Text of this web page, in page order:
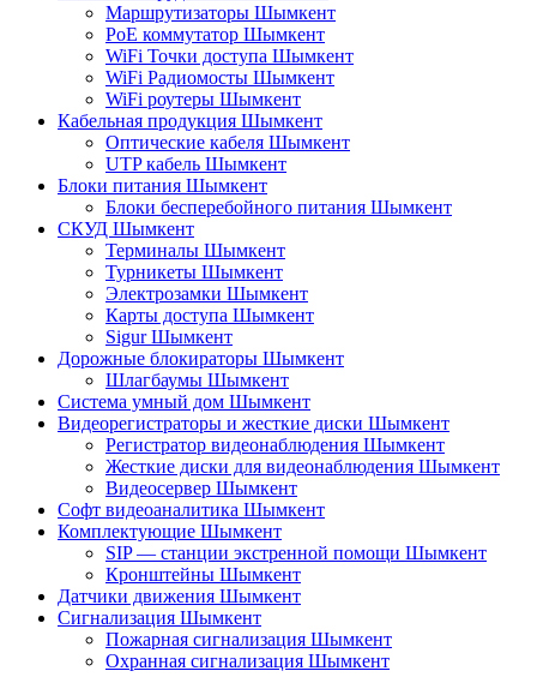
Маршрутизаторы Шымкент
PoE коммутатор Шымкент
WiFi Точки доступа Шымкент
WiFi Радиомосты Шымкент
WiFi роутеры Шымкент
Кабельная продукция Шымкент
Оптические кабеля Шымкент
UTP кабель Шымкент
Блоки питания Шымкент
Блоки бесперебойного питания Шымкент
СКУД Шымкент
Терминалы Шымкент
Турникеты Шымкент
Электрозамки Шымкент
Карты доступа Шымкент
Sigur Шымкент
Дорожные блокираторы Шымкент
Шлагбаумы Шымкент
Система умный дом Шымкент
Видеорегистраторы и жесткие диски Шымкент
Регистратор видеонаблюдения Шымкент
Жесткие диски для видеонаблюдения Шымкент
Видеосервер Шымкент
Софт видеоаналитика Шымкент
Комплектующие Шымкент
SIP — станции экстренной помощи Шымкент
Кронштейны Шымкент
Датчики движения Шымкент
Сигнализация Шымкент
Пожарная сигнализация Шымкент
Охранная сигнализация Шымкент